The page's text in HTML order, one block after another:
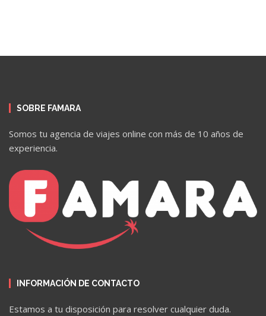
SOBRE FAMARA
Somos tu agencia de viajes online con más de 10 años de
experiencia.
INFORMACIÓN DE CONTACTO
Estamos a tu disposición para resolver cualquier duda.